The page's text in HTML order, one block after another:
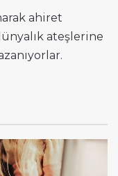
ahiret
ateşlerine